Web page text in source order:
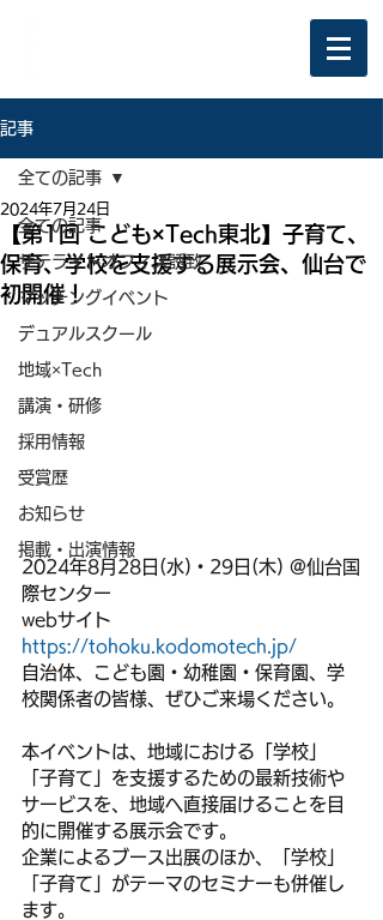
記事
全ての記事
サテライトオフィス誘致
マッチングイベント
デュアルスクール
地域×Tech
講演・研修
採用情報
受賞歴
お知らせ
掲載・出演情報
全ての記事
【第1回 こども×Tech東北】子育て、
保育、学校を支援する展示会、仙台で
初開催！
2024年7月24日
2024年8月28日(水)・29日(木) @仙台国
際センター
webサイト
https://tohoku.kodomotech.jp/
自治体、こども園・幼稚園・保育園、学
校関係者の皆様、ぜひご来場ください。
本イベントは、地域における「学校」
「子育て」を支援するための最新技術や
サービスを、地域へ直接届けることを目
的に開催する展示会です。
企業によるブース出展のほか、「学校」
「子育て」がテーマのセミナーも併催し
ます。